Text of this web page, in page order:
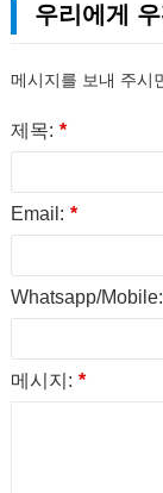
우리에게
메시지를 보내 주시
제목: *
Email: *
Whatsapp/Mobile:
메시지: *